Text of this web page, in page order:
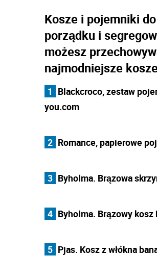
Kosze i pojemniki
porządku i
możesz
najmodniejsze
1 Blackcroco, zestaw
you.com
2 Romance, papierowe
3 Byholma. Brązowa
4 Byholma. Brązowy
5 Pjas. Kosz z włókna